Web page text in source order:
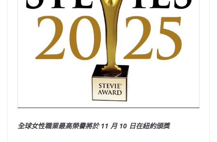
全球女性職業最高榮譽將於11 月10 日在紐約頒獎